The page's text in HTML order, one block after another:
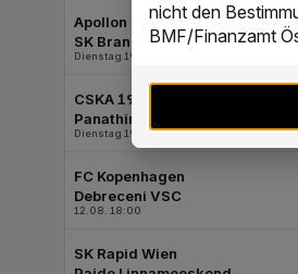
nicht den
BMF/Finanzamt